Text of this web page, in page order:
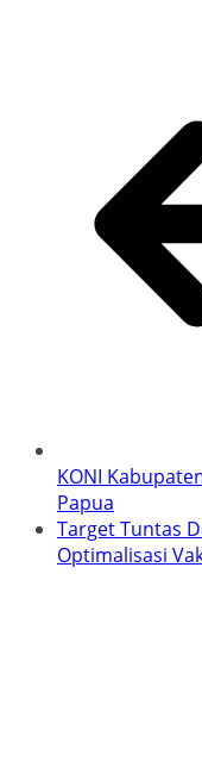
KONI
Papua
Target Tuntas
Optimalisasi